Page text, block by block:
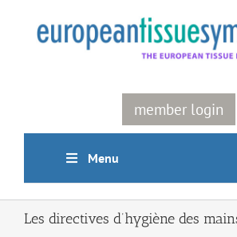
content
member login
Menu
Les directives d’hygiène des